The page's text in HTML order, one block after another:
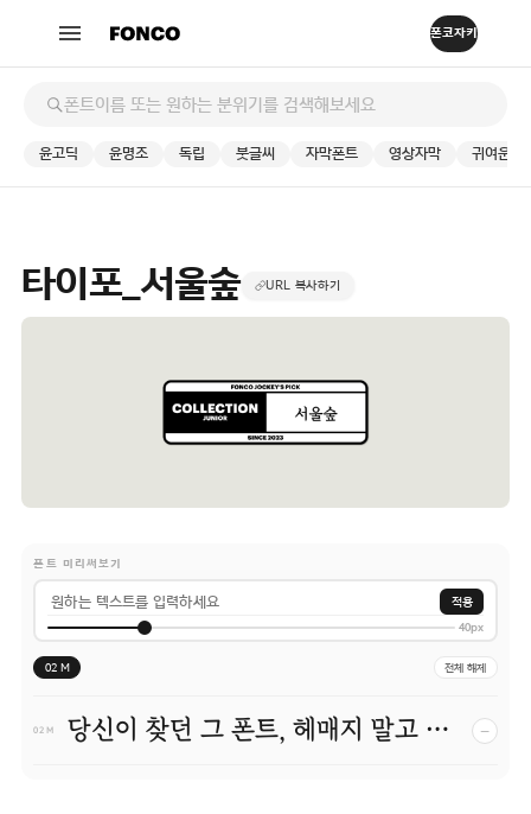
윤고딕 윤명조 독립 붓글씨 자막폰트 영상자막 귀여운
타이포_서울숲 URL 복사하기
폰트 미리써보기
적용
40px
02 M 전체 해제
02 M 당신이 찾던 그 폰트, 헤매지 말고 바로 폰코! −